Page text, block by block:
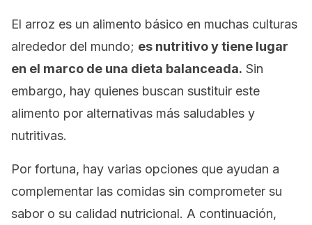
El arroz es un alimento básico en muchas culturas
alrededor del mundo; es nutritivo y tiene lugar
en el marco de una dieta balanceada. Sin
embargo, hay quienes buscan sustituir este
alimento por alternativas más saludables y
nutritivas.
Por fortuna, hay varias opciones que ayudan a
complementar las comidas sin comprometer su
sabor o su calidad nutricional. A continuación,